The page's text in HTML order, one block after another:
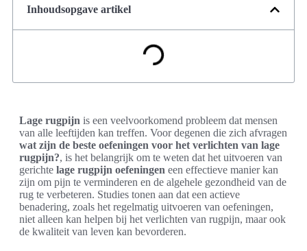
Inhoudsopgave artikel
Lage rugpijn is een veelvoorkomend probleem dat mensen
van alle leeftijden kan treffen. Voor degenen die zich afvragen
wat zijn de beste oefeningen voor het verlichten van lage
rugpijn?, is het belangrijk om te weten dat het uitvoeren van
gerichte lage rugpijn oefeningen een effectieve manier kan
zijn om pijn te verminderen en de algehele gezondheid van de
rug te verbeteren. Studies tonen aan dat een actieve
benadering, zoals het regelmatig uitvoeren van oefeningen,
niet alleen kan helpen bij het verlichten van rugpijn, maar ook
de kwaliteit van leven kan bevorderen.